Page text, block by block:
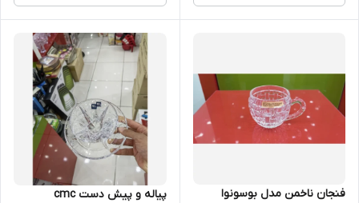
فنجان ناخمن مدل بوسونوا پیاله و پیش دست cmc